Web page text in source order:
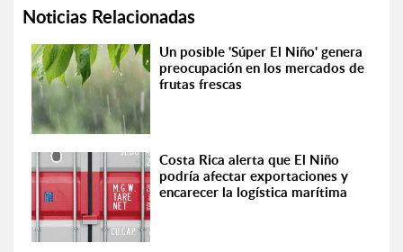
Noticias Relacionadas
Un posible 'Súper El Niño' genera
preocupación en los mercados de
frutas frescas
Costa Rica alerta que El Niño
podría afectar exportaciones y
encarecer la logística marítima